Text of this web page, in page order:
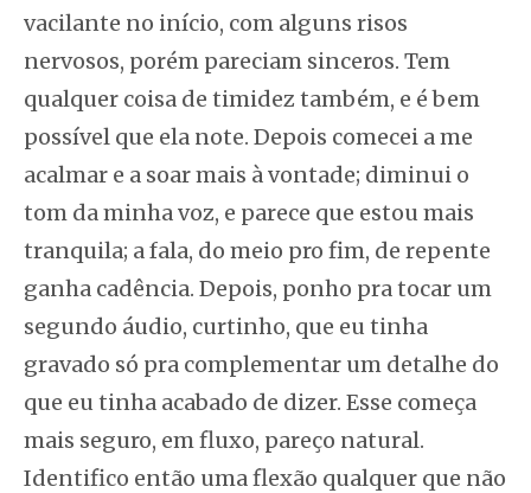
vacilante no início, com alguns risos
nervosos, porém pareciam sinceros. Tem
qualquer coisa de timidez também, e é bem
possível que ela note. Depois comecei a me
acalmar e a soar mais à vontade; diminui o
tom da minha voz, e parece que estou mais
tranquila; a fala, do meio pro fim, de repente
ganha cadência. Depois, ponho pra tocar um
segundo áudio, curtinho, que eu tinha
gravado só pra complementar um detalhe do
que eu tinha acabado de dizer. Esse começa
mais seguro, em fluxo, pareço natural.
Identifico então uma flexão qualquer que não